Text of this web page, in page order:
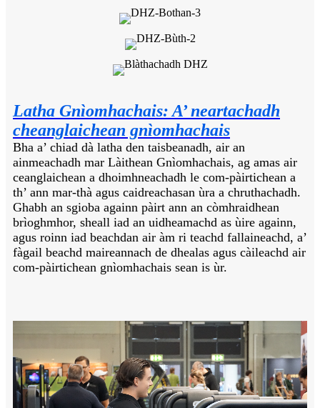
Latha Gnìomhachais: A’ neartachadh
cheanglaichean gnìomhachais
Bha a’ chiad dà latha den taisbeanadh, air an
ainmeachadh mar Làithean Gnìomhachais, ag amas air
ceanglaichean a dhoimhneachadh le com-pàirtichean a
th’ ann mar-thà agus caidreachasan ùra a chruthachadh.
Ghabh an sgioba againn pàirt ann an còmhraidhean
brìoghmhor, sheall iad an uidheamachd as ùire againn,
agus roinn iad beachdan air àm ri teachd fallaineachd, a’
fàgail beachd maireannach de dhealas agus càileachd air
com-pàirtichean gnìomhachais sean is ùr.